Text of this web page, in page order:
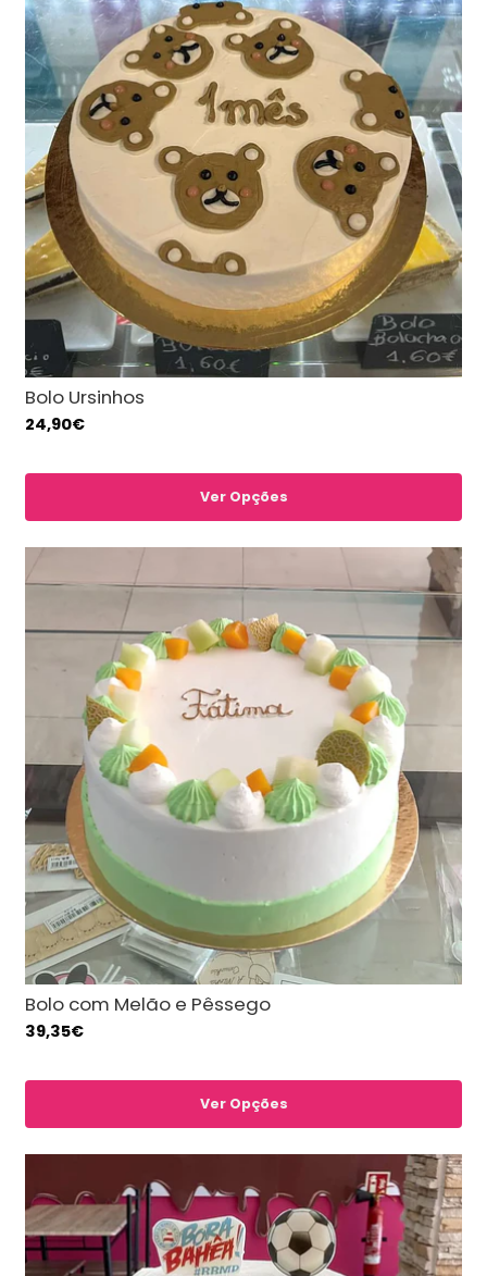
Bolo Ursinhos
24,90€
Ver Opções
Bolo com Melão e Pêssego
39,35€
Ver Opções